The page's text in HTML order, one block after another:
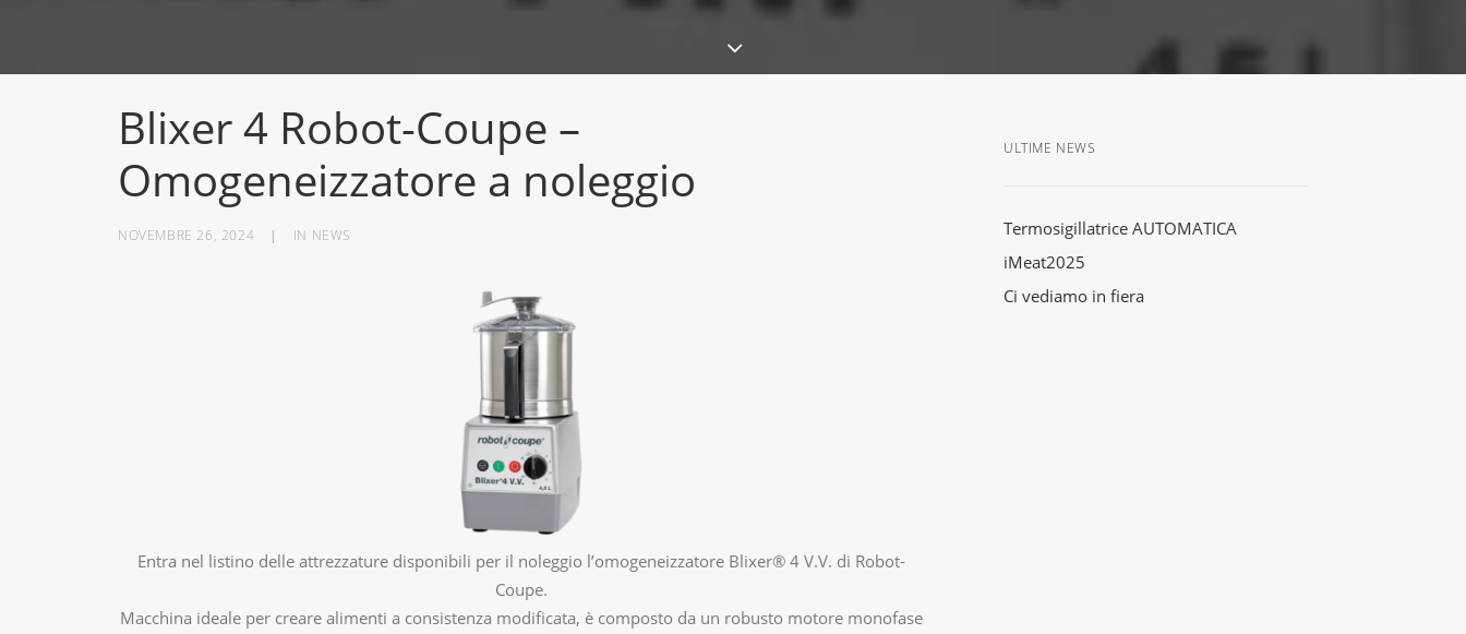
Blixer 4 Robot-Coupe –
Omogeneizzatore a noleggio
NOVEMBRE 26, 2024 | IN NEWS
Entra nel listino delle attrezzature disponibili per il noleggio l’omogeneizzatore Blixer® 4 V.V. di Robot-
Coupe.
Macchina ideale per creare alimenti a consistenza modificata, è composto da un robusto motore monofase
ULTIME NEWS
Termosigillatrice AUTOMATICA
iMeat2025
Ci vediamo in fiera